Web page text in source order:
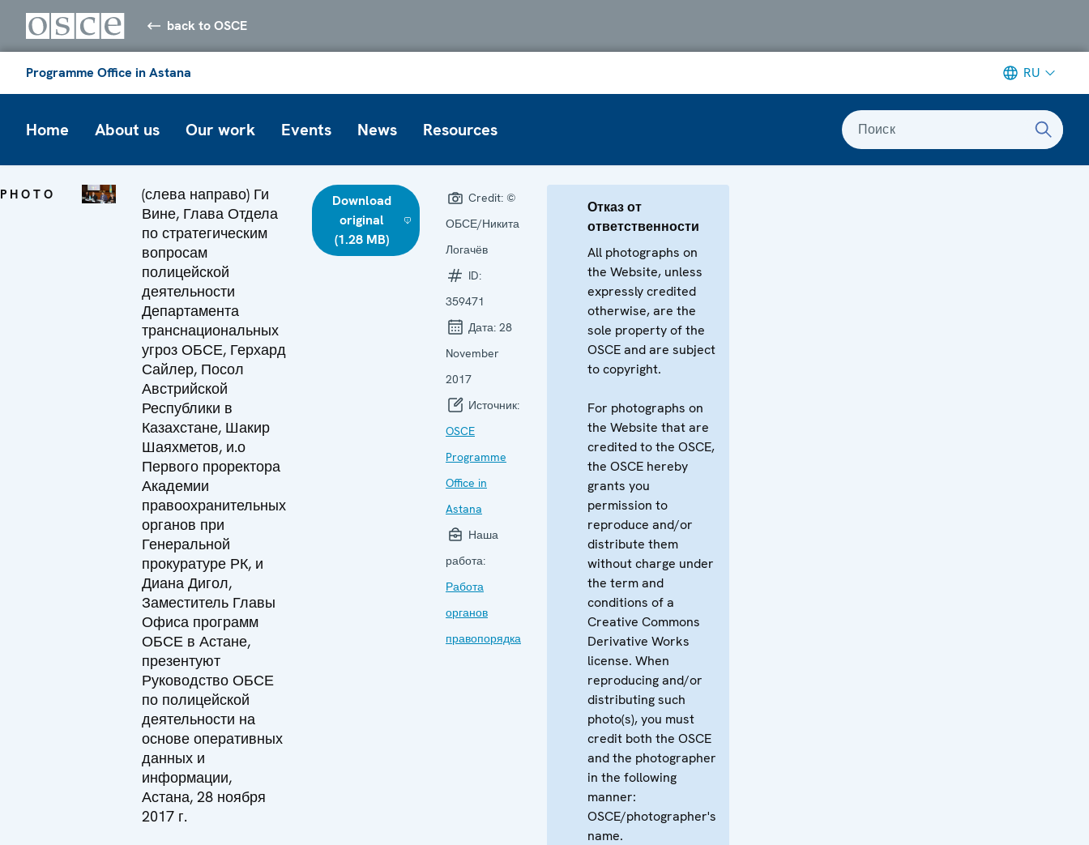
back to OSCE
Programme Office in Astana RU
Home About us Our work Events News Resources Поиск
PHOTO
(слева направо) Ги
Вине, Глава Отдела
по стратегическим
вопросам
полицейской
деятельности
Департамента
транснациональных
угроз ОБСЕ, Герхард
Сайлер, Посол
Австрийской
Республики в
Казахстане, Шакир
Шаяхметов, и.о
Первого проректора
Академии
правоохранительных
органов при
Генеральной
прокуратуре РК, и
Диана Дигол,
Заместитель Главы
Офиса программ
ОБСЕ в Астане,
презентуют
Руководство ОБСЕ
по полицейской
деятельности на
основе оперативных
данных и
информации,
Астана, 28 ноября
2017 г.
Download
original
(1.28 MB)
Credit: ©
ОБСЕ/Никита
Логачёв
ID:
359471
Дата: 28
November
2017
Источник:
OSCE
Programme
Office in
Astana
Наша
работа:
Работа
органов
правопорядка
Отказ от
ответственности
All photographs on
the Website, unless
expressly credited
otherwise, are the
sole property of the
OSCE and are subject
to copyright.
For photographs on
the Website that are
credited to the OSCE,
the OSCE hereby
grants you
permission to
reproduce and/or
distribute them
without charge under
the term and
conditions of a
Creative Commons
Derivative Works
license. When
reproducing and/or
distributing such
photo(s), you must
credit both the OSCE
and the photographer
in the following
manner:
OSCE/photographer's
name.